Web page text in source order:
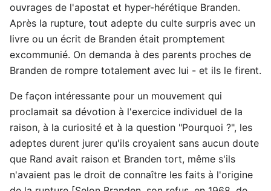
ouvrages de l'apostat et hyper-hérétique Branden.
Après la rupture, tout adepte du culte surpris avec un
livre ou un écrit de Branden était promptement
excommunié. On demanda à des parents proches de
Branden de rompre totalement avec lui - et ils le firent.
De façon intéressante pour un mouvement qui
proclamait sa dévotion à l'exercice individuel de la
raison, à la curiosité et à la question "Pourquoi ?", les
adeptes durent jurer qu'ils croyaient sans aucun doute
que Rand avait raison et Branden tort, même s'ils
n'avaient pas le droit de connaître les faits à l'origine